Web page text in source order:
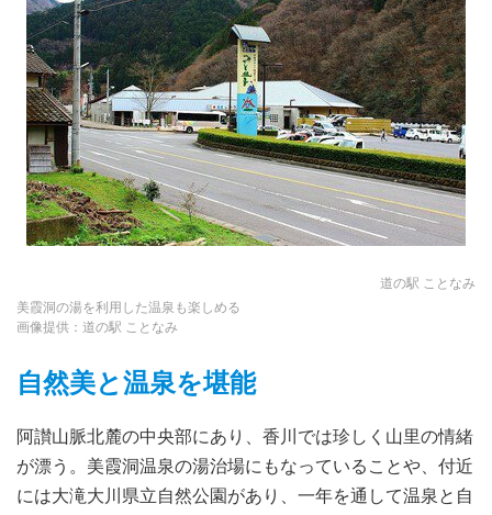
道の駅 ことなみ
美霞洞の湯を利用した温泉も楽しめる
画像提供：道の駅 ことなみ
自然美と温泉を堪能
阿讃山脈北麓の中央部にあり、香川では珍しく山里の情緒
が漂う。美霞洞温泉の湯治場にもなっていることや、付近
には大滝大川県立自然公園があり、一年を通して温泉と自